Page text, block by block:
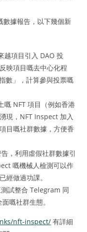
據報告，以下幾個新
越項目引入 DAO 投
映項目嘅去中心化程
數」，計算參與投票嘅
嘅 NFT 項目（例如香港
現，NFT Inspect 加入
目嘅社群數據，方便香
，利用虛假社群數據引
嘅機械人檢測可以作
經做過功課。
試整合 Telegram 同
嘅社群生態。
nft-inspect/ 有詳細